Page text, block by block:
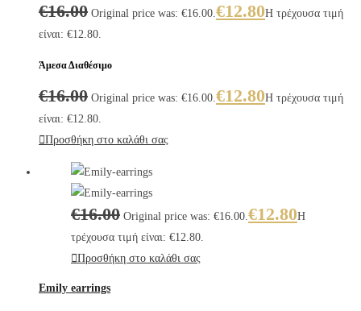
€16.00 Original price was: €16.00.€12.80Η τρέχουσα τιμή
είναι: €12.80.
Άμεσα Διαθέσιμο
€16.00 Original price was: €16.00.€12.80Η τρέχουσα τιμή
είναι: €12.80.
Προσθήκη στο καλάθι σας
€16.00 Original price was: €16.00.€12.80Η
τρέχουσα τιμή είναι: €12.80.
Προσθήκη στο καλάθι σας
Emily earrings